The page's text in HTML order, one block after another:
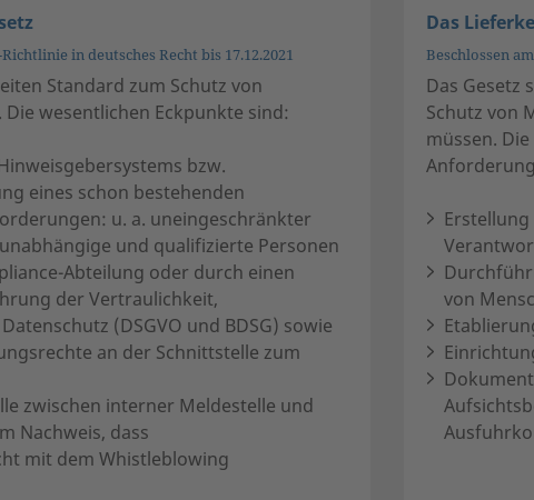
in deutsches Recht bis 17.12.2021
Standard zum Schutz von
wesentlichen Eckpunkte sind:
bzw.
eines schon bestehenden
u. a. uneingeschränkter
und qualifizierte Personen
Abteilung oder durch einen
der Vertraulichkeit,
(DSGVO und BDSG) sowie
an der Schnittstelle zum
zwischen interner Meldestelle und
Nachweis, dass
mit dem Whistleblowing
Das
Beschlossen
Das Gesetz
Schutz von
müssen.
von